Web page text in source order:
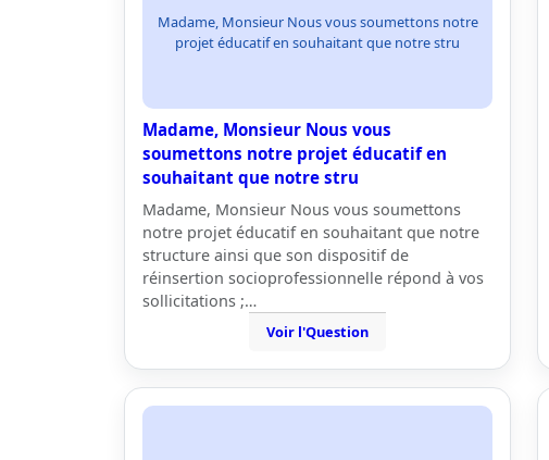
Madame, Monsieur Nous vous soumettons notre
projet éducatif en souhaitant que notre stru
Madame, Monsieur Nous vous
soumettons notre projet éducatif en
souhaitant que notre stru
Madame, Monsieur Nous vous soumettons
notre projet éducatif en souhaitant que notre
structure ainsi que son dispositif de
réinsertion socioprofessionnelle répond à vos
sollicitations ;…
Voir l'Question